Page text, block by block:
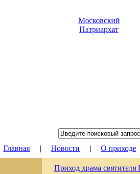
Московский
Патриархат
Главная | Новости | О приходе
Приход храма святителя